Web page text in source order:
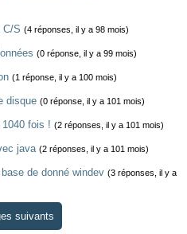
C/S (4 réponses, il y a 98 mois)
(0 réponse, il y a 99 mois)
(1 réponse, il y a 100 mois)
disque (0 réponse, il y a 101 mois)
fois ! (2 réponses, il y a 101 mois)
java (2 réponses, il y a 101 mois)
de donné windev (3 réponses, il y a
suivants